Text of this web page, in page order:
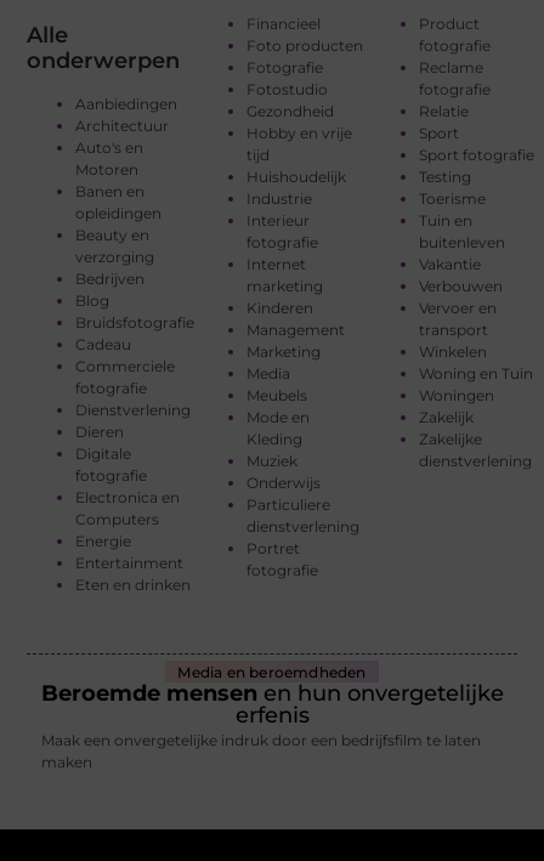
Alle
onderwerpen
Aanbiedingen
Architectuur
Auto's en
Motoren
Banen en
opleidingen
Beauty en
verzorging
Bedrijven
Blog
Bruidsfotografie
Cadeau
Commerciele
fotografie
Dienstverlening
Dieren
Digitale
fotografie
Electronica en
Computers
Energie
Entertainment
Eten en drinken
Financieel
Foto producten
Fotografie
Fotostudio
Gezondheid
Hobby en vrije
tijd
Huishoudelijk
Industrie
Interieur
fotografie
Internet
marketing
Kinderen
Management
Marketing
Media
Meubels
Mode en
Kleding
Muziek
Onderwijs
Particuliere
dienstverlening
Portret
fotografie
Product
fotografie
Reclame
fotografie
Relatie
Sport
Sport fotografie
Testing
Toerisme
Tuin en
buitenleven
Vakantie
Verbouwen
Vervoer en
transport
Winkelen
Woning en Tuin
Woningen
Zakelijk
Zakelijke
dienstverlening
Media en beroemdheden
Beroemde mensen en hun onvergetelijke
erfenis
Maak een onvergetelijke indruk door een bedrijfsfilm te laten
maken